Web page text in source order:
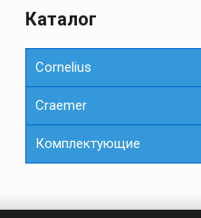
Каталог
Cornelius
Сraemer
Комплектующие